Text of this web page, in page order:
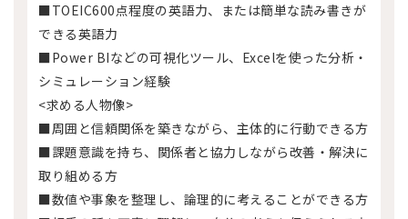
■TOEIC600点程度の英語力、または簡単な読み書きが
できる英語力
■Power BIなどの可視化ツール、Excelを使った分析・
シミュレーション経験
<求める人物像>
■周囲と信頼関係を築きながら、主体的に行動できる方
■課題意識を持ち、関係者と協力しながら改善・解決に
取り組める方
■数値や事象を整理し、論理的に考えることができる方